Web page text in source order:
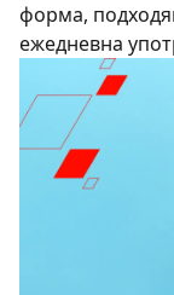
форма,
ежедневна